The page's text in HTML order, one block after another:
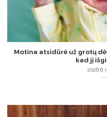
Motina atsidūrė už grotų
kad jį
2026 6